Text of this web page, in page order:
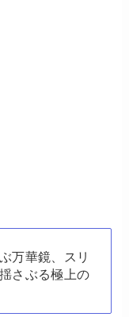
万華鏡、スリ
さぶる極上の